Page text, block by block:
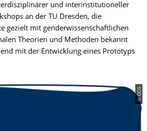
und interinstitutioneller
an der TU Dresden, die
gezielt mit genderwissenschaftlichen
Theorien und Methoden bekannt
mit der Entwicklung eines Prototyps
© GCG